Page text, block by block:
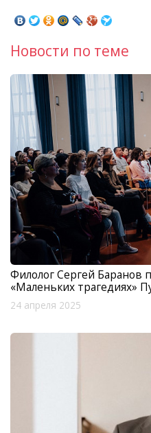
Новости по теме
Филолог Сергей Баранов
«Маленьких трагедиях»
24 апреля 2025